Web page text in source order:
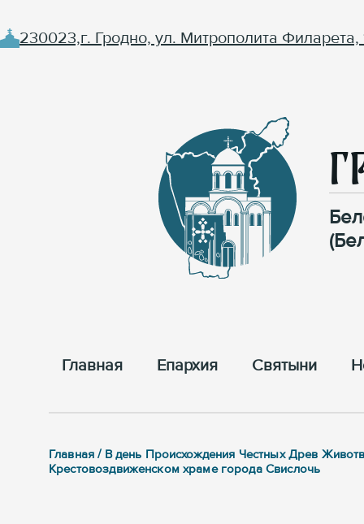
230023,г. Гродно, ул. Митрополита Филарета,
Главная Епархия Cвятыни
Главная / В день Происхождения Честных Древ
Крестовоздвиженском храме города Свислочь